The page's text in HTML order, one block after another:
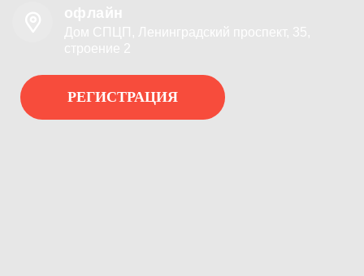
офлайн
Дом СПЦП, Ленинградский проспект, 35,
строение 2
РЕГИСТРАЦИЯ